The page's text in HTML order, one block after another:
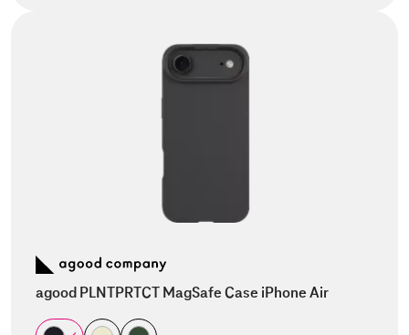
agood PLNTPRTCT MagSafe Case iPhone Air